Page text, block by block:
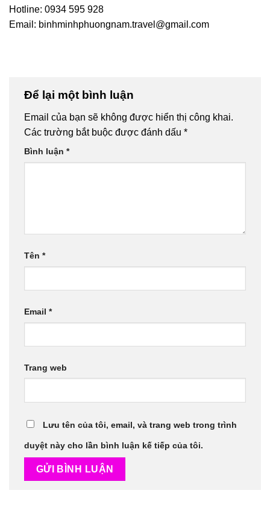
Hotline: 0934 595 928
Email: binhminhphuongnam.travel@gmail.com
Để lại một bình luận
Email của bạn sẽ không được hiển thị công khai.
Các trường bắt buộc được đánh dấu *
Bình luận *
Tên *
Email *
Trang web
Lưu tên của tôi, email, và trang web trong trình
duyệt này cho lần bình luận kế tiếp của tôi.